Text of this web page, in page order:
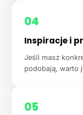
04
Inspiracje i
Jeśli masz
podobają, warto
05